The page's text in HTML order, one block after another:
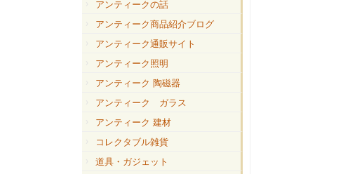
アンティークの話
アンティーク商品紹介ブログ
アンティーク通販サイト
アンティーク照明
アンティーク 陶磁器
アンティーク ガラス
アンティーク 建材
コレクタブル雑貨
道具・ガジェット